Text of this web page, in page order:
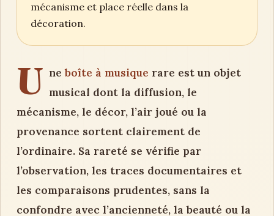
mécanisme et place réelle dans la
décoration.
U neboîte à musique rare est un objet
musical dont la diffusion, le
mécanisme, le décor, l’air joué ou la
provenance sortent clairement de
l’ordinaire. Sa rareté se vérifie par
l’observation, les traces documentaires et
les comparaisons prudentes, sans la
confondre avec l’ancienneté, la beauté ou la